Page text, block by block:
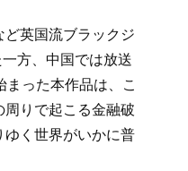
英国流ブラックジ
方、中国では放送
った本作品は、こ
りで起こる金融破
ゆく世界がいかに普